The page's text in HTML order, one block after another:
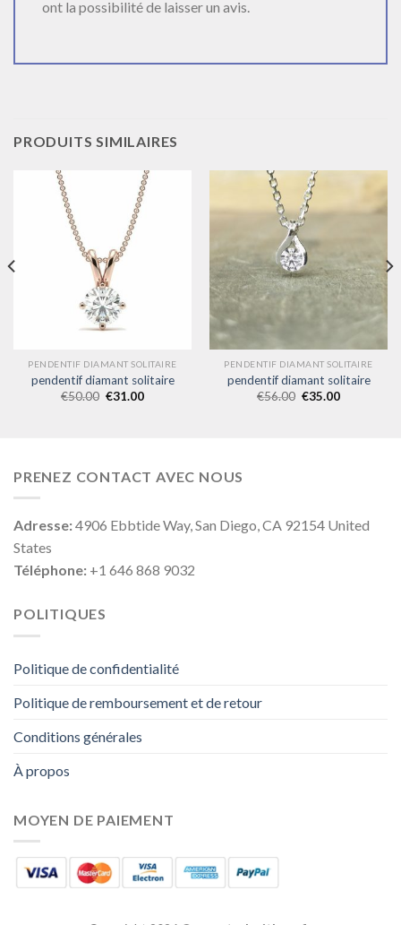
ont la possibilité de laisser un avis.
PRODUITS SIMILAIRES
PENDENTIF DIAMANT SOLITAIRE
pendentif diamant solitaire
€50.00 €31.00
PENDENTIF DIAMANT SOLITAIRE
pendentif diamant solitaire
€56.00 €35.00
PRENEZ CONTACT AVEC NOUS
Adresse:4906 Ebbtide Way, San Diego, CA 92154 United
States
Téléphone: +1 646 868 9032
POLITIQUES
Politique de confidentialité
Politique de remboursement et de retour
Conditions générales
À propos
MOYEN DE PAIEMENT